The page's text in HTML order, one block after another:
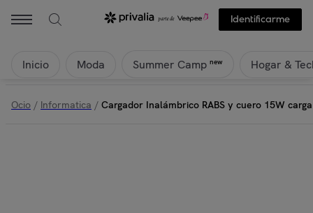
Identificarme
Inicio Moda Summer Camp new Hogar &
Ocio / Informatica / Cargador Inalámbrico RABS y cuero 15W